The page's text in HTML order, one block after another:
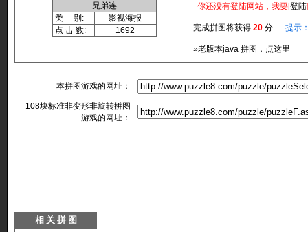
兄弟连
类 别:
影视海报
点 击 数:
1692
你还没有登陆网站，我要[登陆
完成拼图将获得 20 分 提示
»老版本java 拼图，点这里
本拼图游戏的网址：
108块标准非变形非旋转拼图
游戏的网址：